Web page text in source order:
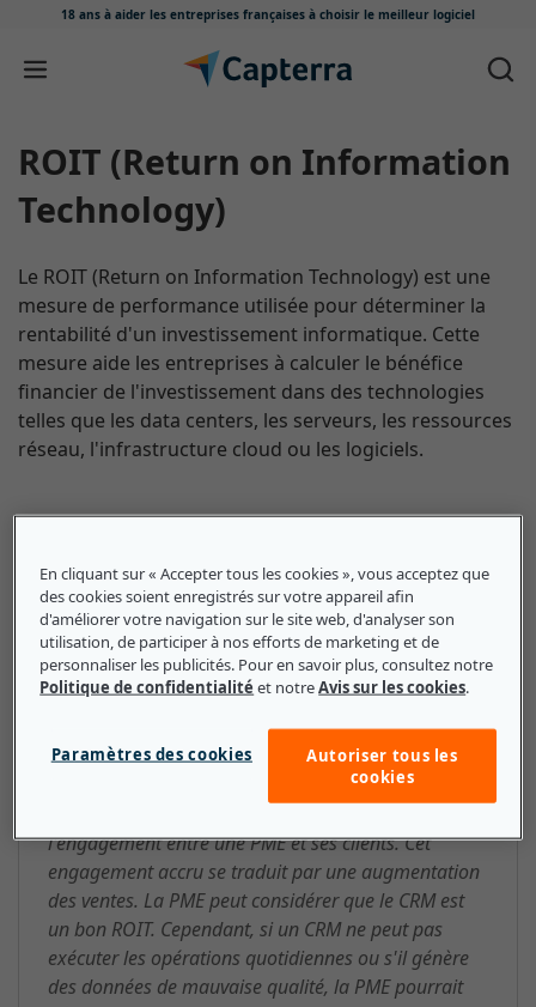
18 ans à aider les entreprises françaises à choisir le meilleur logiciel
Passer au contenu
ROIT (Return on Information
Technology)
Le ROIT (Return on Information Technology) est une
mesure de performance utilisée pour déterminer la
rentabilité d'un investissement informatique. Cette
mesure aide les entreprises à calculer le bénéfice
financier de l'investissement dans des technologies
telles que les data centers, les serveurs, les ressources
réseau, l'infrastructure cloud ou les logiciels.
ROIT (Return on Information
Technology) : ce que les petites et
moyennes entreprises doivent
savoir
Les PME peuvent déterminer quels matériels,
logiciels ou ressources informatiques offrent un bon
rapport qualité-prix. Par exemple, un système de
l'engagement entre une PME et ses clients. Cet
engagement accru se traduit par une augmentation
des ventes. La PME peut considérer que le CRM est
un bon ROIT. Cependant, si un CRM ne peut pas
exécuter les opérations quotidiennes ou s'il génère
des données de mauvaise qualité, la PME pourrait
En cliquant sur « Accepter tous les cookies », vous acceptez que
des cookies soient enregistrés sur votre appareil afin
d'améliorer votre navigation sur le site web, d'analyser son
utilisation, de participer à nos efforts de marketing et de
personnaliser les publicités. Pour en savoir plus, consultez notre
Politique de confidentialité et notreAvis sur les cookies.
Paramètres des cookies
Autoriser tous les
cookies